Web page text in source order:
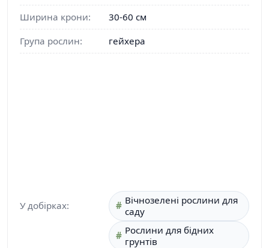
Ширина крони:
30-60 см
Група рослин:
гейхера
У добірках:
Вічнозелені рослини для
саду
Рослини для бідних
грунтів